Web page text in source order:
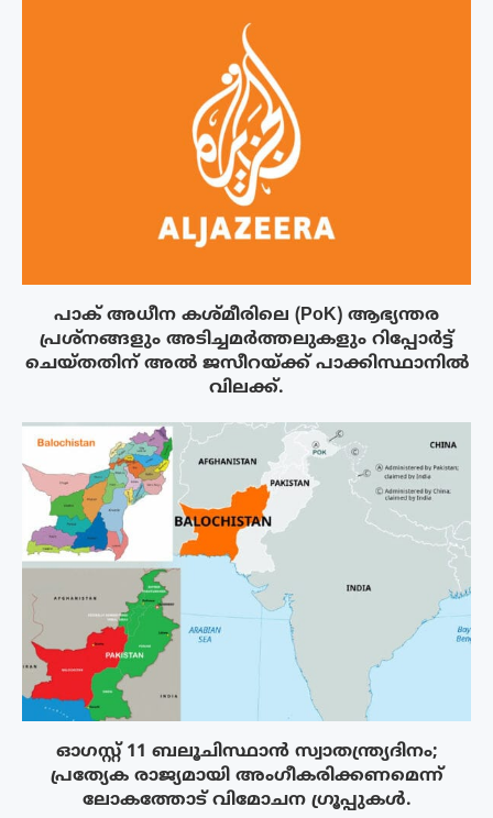
പാക് അധീന കശ്മീരിലെ (PoK) ആഭ്യന്തര
പ്രശ്നങ്ങളും അടിച്ചമർത്തലുകളും റിപ്പോർട്ട്
ചെയ്തതിന് അൽ ജസീറയ്‌ക്ക് പാക്കിസ്ഥാനിൽ
വിലക്ക്.
ഓഗസ്റ്റ് 11 ബലൂചിസ്ഥാൻ സ്വാതന്ത്ര്യദിനം;
പ്രത്യേക രാജ്യമായി അംഗീകരിക്കണമെന്ന്
ലോകത്തോട് വിമോചന ഗ്രൂപ്പുകൾ.